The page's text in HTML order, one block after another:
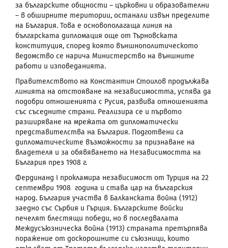
за българските общности – църковни и образователни
– в обширните територии, останали извън пределите
на България. Това е основополагаща линия на
българската дипломация още от Търновската
конституция, според която външнополитическото
ведомство се нарича Министерство на външните
работи и изповеданията.
Правителството на Константин Стоилов продължава
линията на отстояване на независимостта, успява да
подобри отношенията с Русия, развива отношенията
със съседните страни. Реализира се и първото
разширяване на мрежата от дипломатически
представителства на България. Подготвени са
дипломатическите възможности за признаване на
владетеля и за обявяването на Независимостта на
България през 1908 г.
Фердинанд I прокламира независимост от Турция на 22
септември 1908 година и става цар на българския
народ. България участва в Балканската война (1912)
заедно със Сърбия и Гърция. Българските войски
печелят блестящи победи, но в последвалата
Междусъюзническа война (1913) страната претърпява
поражение от доскорошните си съюзници, които